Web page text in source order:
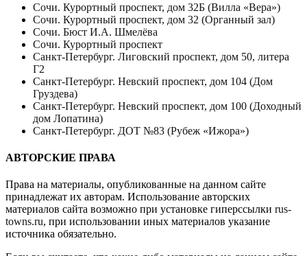
Сочи. Курортный проспект, дом 32Б (Вилла «Вера»)
Сочи. Курортный проспект, дом 32 (Органный зал)
Сочи. Бюст И.А. Шмелёва
Сочи. Курортный проспект
Санкт-Петербург. Лиговский проспект, дом 50, литера
Г2
Санкт-Петербург. Невский проспект, дом 104 (Дом
Груздева)
Санкт-Петербург. Невский проспект, дом 100 (Доходный
дом Лопатина)
Санкт-Петербург. ДОТ №83 (Рубеж «Ижора»)
АВТОРСКИЕ ПРАВА
Права на материалы, опубликованные на данном сайте
принадлежат их авторам. Использование авторских
материалов сайта возможно при установке гиперссылки rus-
towns.ru, при использовании иных материалов указание
источника обязательно.